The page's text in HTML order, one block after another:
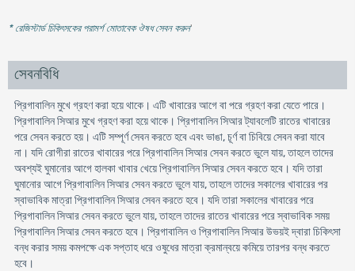
* রেজিস্টার্ড চিকিৎসকের পরামর্শ মোতাবেক ঔষধ সেবন করুন'
সেবনবিধি
প্রিগাবালিন মুখে গ্রহণ করা হয়ে থাকে। এটি খাবারের আগে বা পরে গ্রহণ করা যেতে পারে।
প্রিগাবালিন সিআর মুখে গ্রহণ করা হয়ে থাকে। প্রিগাবালিন সিআর ট্যাবলেটি রাতের খাবারের
পরে সেবন করতে হয়। এটি সম্পূর্ণ সেবন করতে হবে এবং ভাঙা, চূর্ণ বা চিবিয়ে সেবন করা যাবে
না। যদি রোগীরা রাতের খাবারের পরে প্রিগাবালিন সিআর সেবন করতে ভুলে যায়, তাহলে তাদের
অবশ্যই ঘুমানোর আগে হালকা খাবার খেয়ে প্রিগাবালিন সিআর সেবন করতে হবে। যদি তারা
ঘুমানোর আগে প্রিগাবালিন সিআর সেবন করতে ভুলে যায়, তাহলে তাদের সকালের খাবারের পর
স্বাভাবিক মাত্রা প্রিগাবালিন সিআর সেবন করতে হবে। যদি তারা সকালের খাবারের পরে
প্রিগাবালিন সিআর সেবন করতে ভুলে যায়, তাহলে তাদের রাতের খাবারের পরে স্বাভাবিক সময়
প্রিগাবালিন সিআর সেবন করতে হবে। প্রিগাবালিন ও প্রিগাবালিন সিআর উভয়ই দ্বারা চিকিৎসা
বন্ধ করার সময় কমপক্ষে এক সপ্তাহ ধরে ওষুধের মাত্রা ক্রমান্বয়ে কমিয়ে তারপর বন্ধ করতে
হবে।